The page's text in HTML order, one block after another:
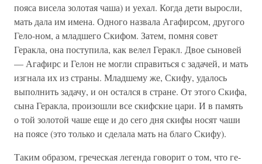
пояса висела золотая чаша) и уехал. Когда дети выросли,
мать дала им имена. Одного назвала Агафирсом, другого
Гело-ном, а младшего Скифом. Затем, помня совет
Геракла, она поступила, как велел Геракл. Двое сыновей
— Агафирс и Гелон не могли справиться с задачей, и мать
изгнала их из страны. Младшему же, Скифу, удалось
выполнить задачу, и он остался в стране. От этого Скифа,
сына Геракла, произошли все скифские цари. И в память
о той золотой чаше еще и до сего дня скифы носят чаши
на поясе (это только и сделала мать на благо Скифу).
Таким образом, греческая легенда говорит о том, что ге-